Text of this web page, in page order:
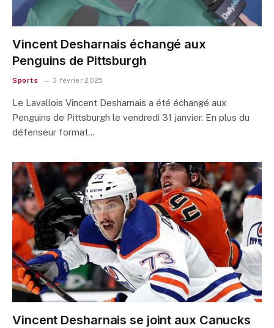
Vincent Desharnais échangé aux
Penguins de Pittsburgh
Sports 3 février 2025
Le Lavallois Vincent Desharnais a été échangé aux
Penguins de Pittsburgh le vendredi 31 janvier. En plus du
défenseur format…
Vincent Desharnais se joint aux Canucks